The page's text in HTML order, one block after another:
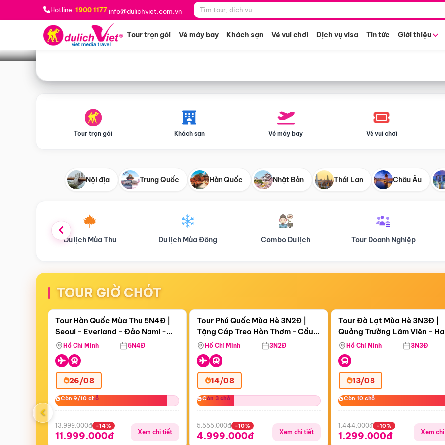
Hotline: 1900 1177 info@dulichviet.com.vn
Tour trọn gói Vé máy bay Khách sạn Vé vui chơi Dịch vụ visa Tin tức Giới thiệu
Bạn muốn đi đâu? *
Tour trọn gói Khách sạn Vé máy bay Vé vui chơi
Nội địa Trung Quốc Hàn Quốc Nhật Bản Thái Lan Châu Âu
Du lịch Mùa Đông Combo Du lịch Tour Doanh Nghiệp Du lịch Hành Hương
TOUR GIỜ CHÓT
Còn17 ngày 18:06:36
Bay Sun Phuquoc Airways
Điểm nổi bật
Tour Hàn Quốc Mùa Thu 5N4Đ |
Seoul - Everland - Đảo Nami -
Tháp Namsan (Bay Sun Phuquoc
Airways)
Hồ Chí Minh 5N4Đ
26/08
Còn 9/10 chỗ
Còn 9/10 chỗ
13.999.000đ -14%
11.999.000đ Xem chi tiết
Còn05 ngày 18:06:36
Tặng Cáp Treo Hòn Thơm
Tour Phú Quốc Mùa Hè 3N2Đ |
Tặng Cáp Treo Hòn Thơm - Cầu
Hôn - Công Viên Nước Aquatopia
Hồ Chí Minh 3N2Đ
14/08
Còn 3 chỗ
Còn 3 chỗ
5.555.000đ -10%
4.999.000đ Xem chi tiết
Còn04 ngày 18:06:36
Tour Đà Lạt Mùa Hè 3N3Đ |
Quảng Trường Lâm Viên -
Hill - Puppy Farm
Hồ Chí Minh 3N3Đ
13/08
Còn 10 chỗ
Còn 10 chỗ
1.444.000đ -10%
1.299.000đ Xem
‹